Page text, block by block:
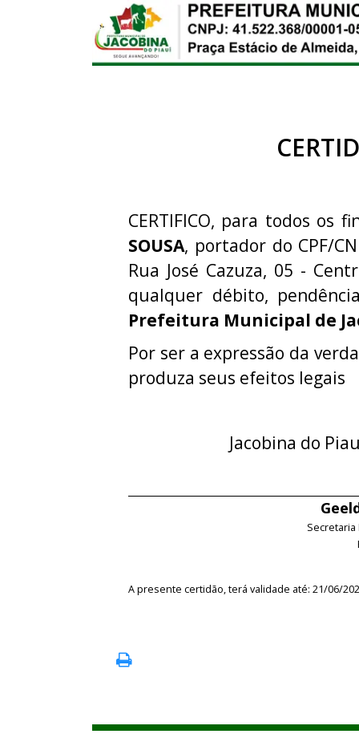
CERTIFICO, para todos os
SOUSA, portador do CPF/
Rua José Cazuza, 05 -
qualquer débito,
Prefeitura Municipal de
Por ser a expressão da
produza seus efeitos legais
Jacobina do
A presente certidão, terá validade até: 21/06/